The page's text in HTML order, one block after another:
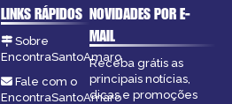
LINKS RÁPIDOS
Sobre
EncontraSantoAmaro
Fale com o
EncontraSantoAmaro
NOVIDADES POR E-
MAIL
Receba grátis as
principais notícias,
dicas e promoções